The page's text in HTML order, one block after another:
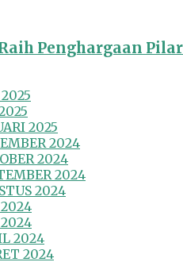
Penghargaan
2025
2024
2024
2024
2024
2024
2024
2024
2024